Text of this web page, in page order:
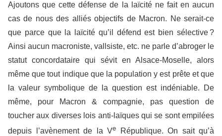
Ajoutons que cette défense de la laïcité ne fait en aucun
cas de nous des alliés objectifs de Macron. Ne serait-ce
que parce que la laïcité qu’il défend est bien sélective ?
Ainsi aucun macroniste, vallsiste, etc. ne parle d’abroger le
statut concordataire qui sévit en Alsace-Moselle, alors
même que tout indique que la population y est prête et que
la valeur symbolique de la question est indéniable. De
même, pour Macron & compagnie, pas question de
toucher aux diverses lois anti-laïques qui se sont empilées
depuis l’avènement de la Ve République. On sait qu’à